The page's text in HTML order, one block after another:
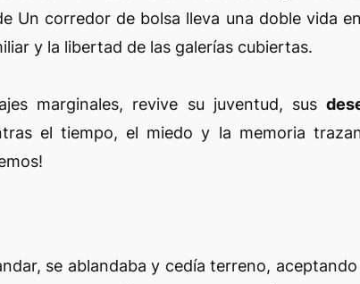
Un corredor de bolsa lleva una doble vida
y la libertad de las galerías cubiertas.
marginales, revive su juventud, sus
el tiempo, el miedo y la memoria
se ablandaba y cedía terreno, aceptando